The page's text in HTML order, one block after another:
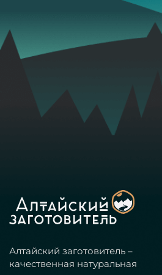
Алтайский заготовитель –
качественная натуральная